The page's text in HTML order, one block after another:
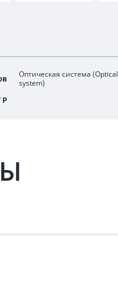
Оптическая система (Optical
system)
Р